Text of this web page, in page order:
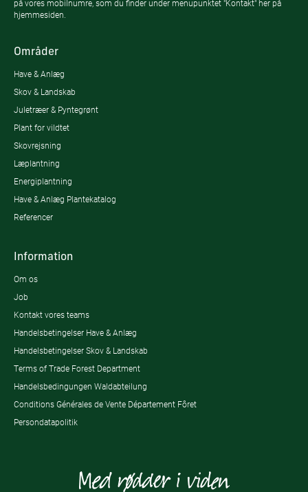
på vores mobilnumre, som du finder under menupunktet "Kontakt" her på
hjemmesiden.
Områder
Have & Anlæg
Skov & Landskab
Juletræer & Pyntegrønt
Plant for vildtet
Skovrejsning
Læplantning
Energiplantning
Have & Anlæg Plantekatalog
Referencer
Information
Om os
Job
Kontakt vores teams
Handelsbetingelser Have & Anlæg
Handelsbetingelser Skov & Landskab
Terms of Trade Forest Department
Handelsbedingungen Waldabteilung
Conditions Générales de Vente Département Fôret
Persondatapolitik